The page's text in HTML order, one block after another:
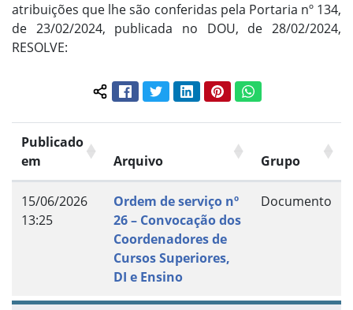
atribuições que lhe são conferidas pela Portaria nº 134,
de 23/02/2024, publicada no DOU, de 28/02/2024,
RESOLVE:
Compartilhar conteúdo:
FacebookTwitterLinkedInPinterestWhatsApp
Publicado
em
Arquivo Grupo
15/06/2026
13:25
Ordem de serviço nº
26 – Convocação dos
Coordenadores de
Cursos Superiores,
DI e Ensino
Documento